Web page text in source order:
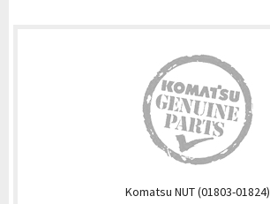
Komatsu NUT (01803-01824)